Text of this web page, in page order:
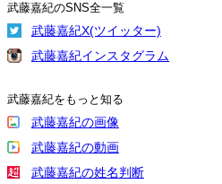
武藤嘉紀のSNS全一覧
武藤嘉紀X(ツイッター)
武藤嘉紀インスタグラム
武藤嘉紀をもっと知る
武藤嘉紀の画像
武藤嘉紀の動画
武藤嘉紀の姓名判断